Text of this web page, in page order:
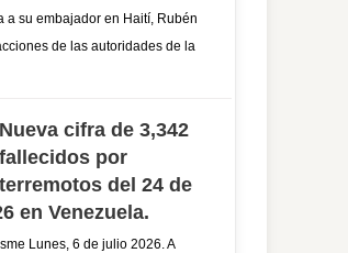
a su embajador en Haití, Rubén
de las autoridades de la
Nueva cifra de 3,342
fallecidos por
terremotos del 24 de
en Venezuela.
Lunes, 6 de julio 2026. A